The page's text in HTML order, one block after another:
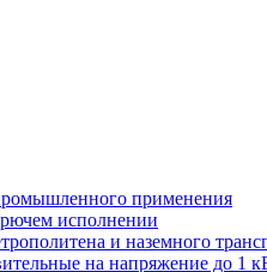
применения
исполнении
и наземного
на напряжение до 1